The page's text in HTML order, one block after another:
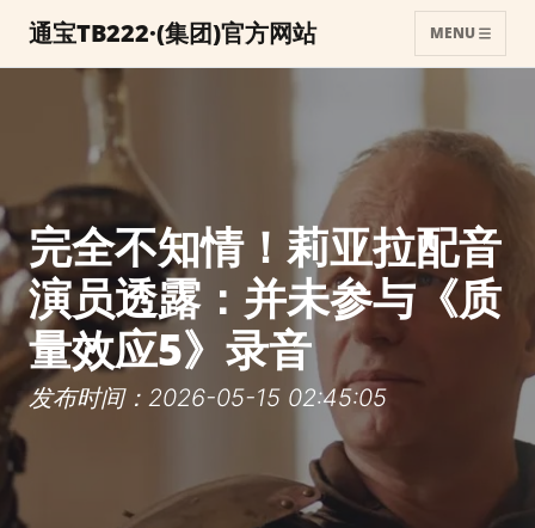
通宝TB222·(集团)官方网站 MENU
完全不知情！莉亚拉配音
演员透露：并未参与《质
量效应5》录音
发布时间：2026-05-15 02:45:05